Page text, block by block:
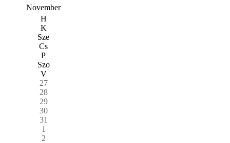
November
H
K
Sze
Cs
P
Szo
V
27
28
29
30
31
1
2